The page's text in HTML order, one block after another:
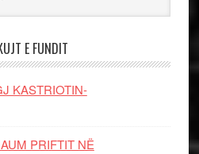
E FUNDIT
KASTRIOTIN-
PRIFTIT NË